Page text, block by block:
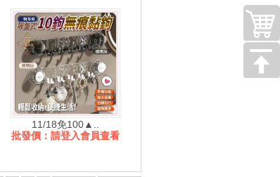
11/18免100▲..
批發價：請登入會員查看